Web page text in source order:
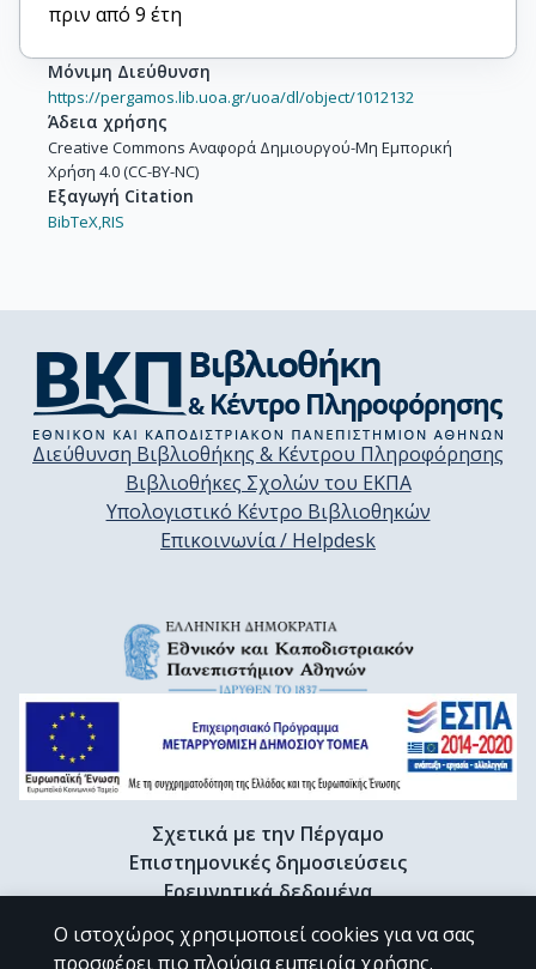
πριν από 9 έτη
Μόνιμη Διεύθυνση
https://pergamos.lib.uoa.gr/uoa/dl/object/1012132
Άδεια χρήσης
Creative Commons Αναφορά Δημιουργού-Μη Εμπορική
Χρήση 4.0 (CC-BY-NC)
Εξαγωγή Citation
BibTeX,RIS
Διεύθυνση Βιβλιοθήκης & Κέντρου Πληροφόρησης
Βιβλιοθήκες Σχολών του ΕΚΠΑ
Υπολογιστικό Κέντρο Βιβλιοθηκών
Επικοινωνία / Helpdesk
Σχετικά με την Πέργαμο
Επιστημονικές δημοσιεύσεις
Ερευνητικά δεδομένα
Διδακτορικές διατριβές & Γκρίζα βιβλιογραφία
Προφίλ Ερευνητή
Ο ιστοχώρος χρησιμοποιεί cookies για να σας
προσφέρει πιο πλούσια εμπειρία χρήσης.